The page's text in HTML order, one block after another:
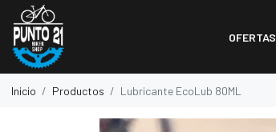
OFERTAS
Inicio Productos Lubricante EcoLub 80ML